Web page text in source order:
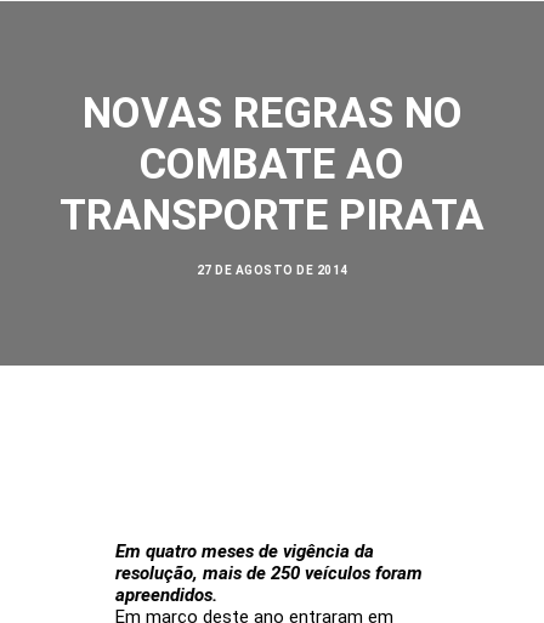
SOBRE NÓS
NOVAS REGRAS NO
COMBATE AO
TRANSPORTE PIRATA
27 DE AGOSTO DE 2014
Em quatro meses de vigência da
resolução, mais de 250 veículos foram
apreendidos.
Em março deste ano entraram em